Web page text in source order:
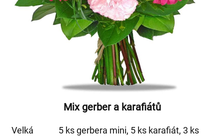
Mix gerber a karafiátů
Velká
5 ks gerbera mini, 5 ks karafiát, 3 ks